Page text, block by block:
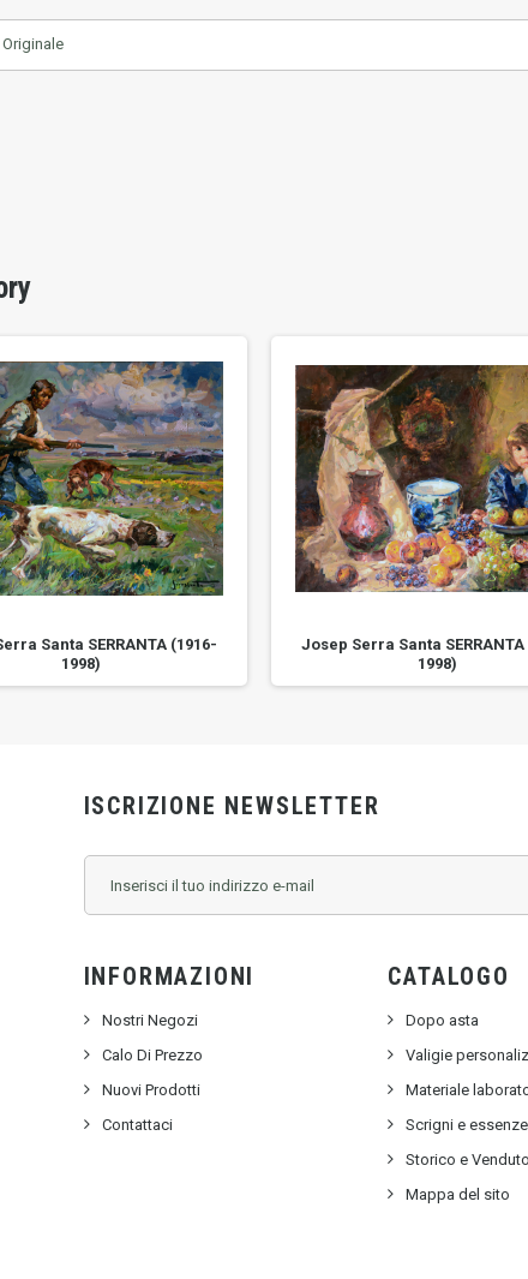
Originale
Santa SERRANTA (1916-
1998)
Josep Serra Santa SERRANTA
1998)
ISCRIZIONE NEWSLETTER
INFORMAZIONI
Nostri Negozi
Calo Di Prezzo
Nuovi Prodotti
Contattaci
CATALOGO
Dopo asta
Valigie
Materiale
Scrigni e essenze
Storico e Venduto
Mappa del sito